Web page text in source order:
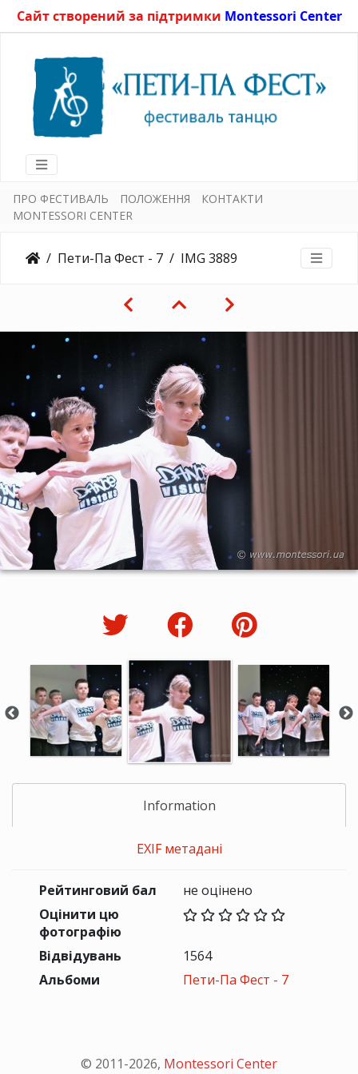
Сайт створений за підтримки Montessori Center
ПРО ФЕСТИВАЛЬ ПОЛОЖЕННЯ
КОНТАКТИ
MONTESSORI CENTER
Пети-Па Фест - 7 IMG 3889
Information
EXIF метадані
Рейтинговий бал
не оцінено
Оцінити цю
фотографію
Відвідувань
1564
Альбоми
Пети-Па Фест - 7
© 2011-2026, Montessori Center